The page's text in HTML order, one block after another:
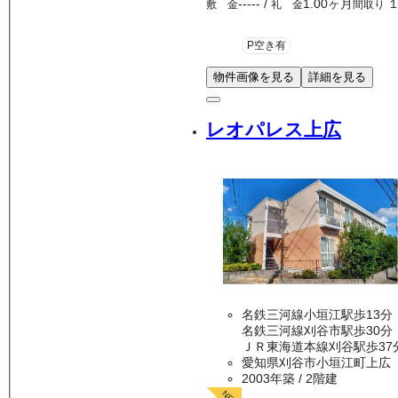
敷 金----- / 礼 金1.00ヶ月 間取り
P空き有
物件画像を見る 詳細を見る
レオパレス上広
名鉄三河線小垣江駅歩13分
名鉄三河線刈谷市駅歩30分
ＪＲ東海道本線刈谷駅歩37
愛知県刈谷市小垣江町上広
2003年築 / 2階建